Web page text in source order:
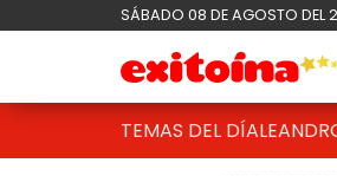
SÁBADO 08 DE AGOSTO DEL
TEMAS DEL DÍA